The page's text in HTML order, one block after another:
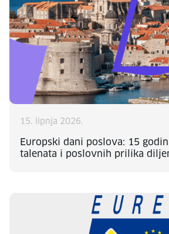
15. lipnja 2026.
Europski dani poslova: 15
talenata i poslovnih prilika